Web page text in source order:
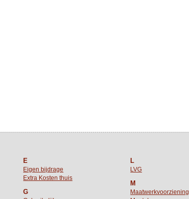
E
Eigen bijdrage
Extra Kosten thuis
G
L
LVG
M
Maatwerkvoorziening